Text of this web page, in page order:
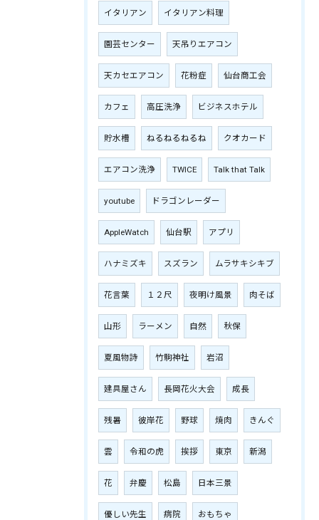
イタリアン イタリアン料理
園芸センター 天吊りエアコン
天カセエアコン 花粉症 仙台商工会
カフェ 高圧洗浄 ビジネスホテル
貯水槽 ねるねるねるね クオカード
エアコン洗浄 TWICE Talk that Talk
youtube ドラゴンレーダー
AppleWatch 仙台駅 アプリ
ハナミズキ スズラン ムラサキシキブ
花言葉 １２尺 夜明け風景 肉そば
山形 ラーメン 自然 秋保
夏風物詩 竹駒神社 岩沼
建具屋さん 長岡花火大会 成長
残暑 彼岸花 野球 焼肉 きんぐ
雲 令和の虎 挨拶 東京 新潟
花 弁慶 松島 日本三景
優しい先生 病院 おもちゃ